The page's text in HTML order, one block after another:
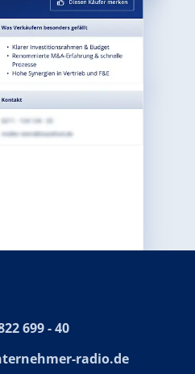
699 - 40
radio.de